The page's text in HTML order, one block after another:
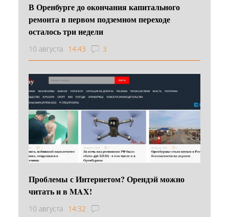
В Оренбурге до окончания капитального
ремонта в первом подземном переходе
осталось три недели
10 августа 14:43 3
Проблемы с Интернетом? Орендэй можно
читать и в MAX!
10 августа 14:32